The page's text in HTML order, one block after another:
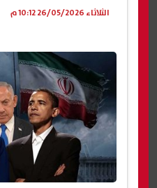
الثلاثاء 26/05/2026 10:12 م